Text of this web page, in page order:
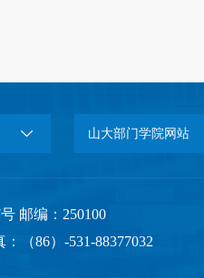
山大部门学院网站
邮编：250100
（86）-531-88377032